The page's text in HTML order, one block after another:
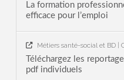
La formation
efficace pour l’emploi
Métiers santé-social et BD |
Téléchargez les
pdf individuels